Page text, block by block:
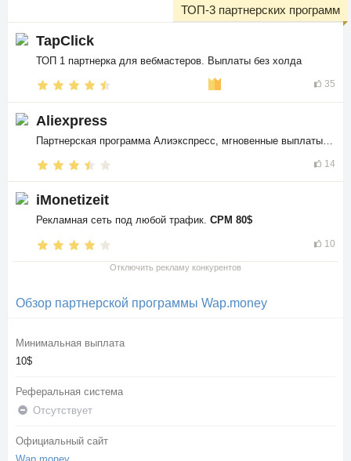
TapClick
ТОП 1 партнерка для вебмастеров. Выплаты без холда
35
ТОП-3 партнерских программ
Aliexpress
14
iMonetizeit
Рекламная сеть под любой трафик. CPM 80$
10
Отключить рекламу конкурентов
Обзор партнерской программы Wap.money
Минимальная выплата
10$
Реферальная система
Отсутствует
Официальный сайт